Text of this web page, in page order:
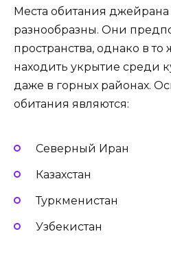
Места обитания
разнообразны. Они
пространства, однако в
находить укрытие среди
даже в горных районах.
обитания являются:
Северный Иран
Казахстан
Туркменистан
Узбекистан